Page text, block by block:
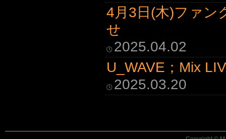
4月3日(木)ファン
せ
2025.04.02
U_WAVE；Mix
2025.03.20